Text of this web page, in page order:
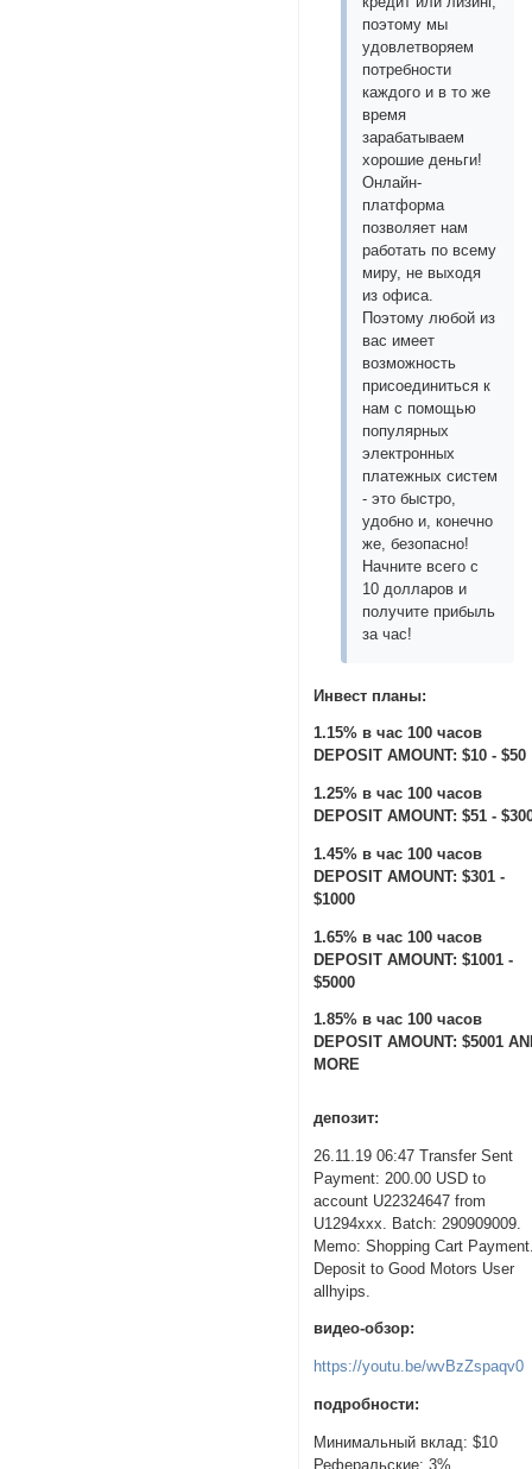
поэтому мы
удовлетворяем
потребности
каждого и в то же
время
зарабатываем
хорошие деньги!
Онлайн-
платформа
позволяет нам
работать по всему
миру, не выходя
из офиса.
Поэтому любой из
вас имеет
возможность
присоединиться к
нам с помощью
популярных
электронных
платежных систем
- это быстро,
удобно и, конечно
же, безопасно!
Начните всего с
10 долларов и
получите прибыль
за час!
Инвест планы:
1.15% в час 100 часов
DEPOSIT AMOUNT: $10 - $50
1.25% в час 100 часов
DEPOSIT AMOUNT: $51 -
1.45% в час 100 часов
DEPOSIT AMOUNT: $301 -
$1000
1.65% в час 100 часов
DEPOSIT AMOUNT: $1001 -
$5000
1.85% в час 100 часов
DEPOSIT AMOUNT: $5001
MORE
депозит:
26.11.19 06:47 Transfer Sent
Payment: 200.00 USD to
account U22324647 from
U1294xxx. Batch: 290909009.
Memo: Shopping Cart
Deposit to Good Motors User
allhyips.
видео-обзор:
https://youtu.be/wvBzZspaqv0
подробности:
Минимальный вклад: $10
Реферальские: 3%